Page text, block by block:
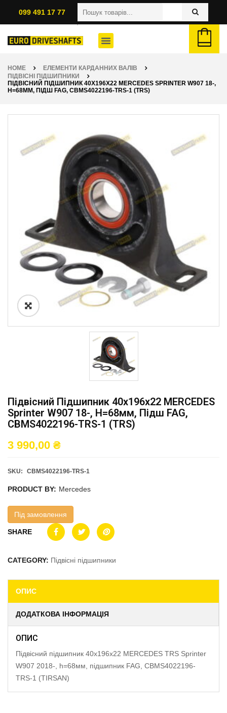
099 491 17 77
HOME
ЕЛЕМЕНТИ КАРДАННИХ ВАЛІВ
ПІДВІСНІ ПІДШИПНИКИ
ПІДВІСНИЙ ПІДШИПНИК 40X196X22 MERCEDES SPRINTER W907 18-,
H=68ММ, ПІДШ FAG, CBMS4022196-TRS-1 (TRS)
Підвісний Підшипник 40x196x22 MERCEDES
Sprinter W907 18-, H=68мм, Підш FAG,
CBMS4022196-TRS-1 (TRS)
3 990,00 ₴
SKU: CBMS4022196-TRS-1
PRODUCT BY: Mercedes
Під замовлення
SHARE
CATEGORY: Підвісні підшипники
ОПИС
ДОДАТКОВА ІНФОРМАЦІЯ
ОПИС
Підвісний підшипник 40x196x22 MERCEDES TRS Sprinter
W907 2018-, h=68мм, підшипник FAG, CBMS4022196-
TRS-1 (TIRSAN)